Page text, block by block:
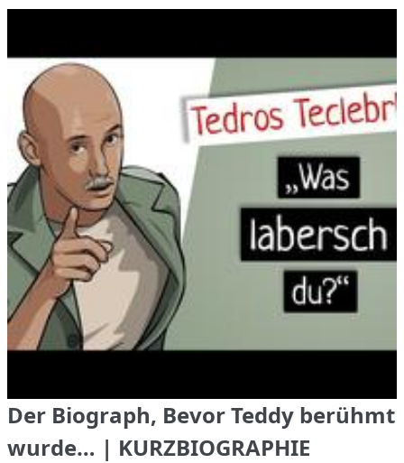
Der Biograph, Bevor Teddy berühmt
wurde… | KURZBIOGRAPHIE